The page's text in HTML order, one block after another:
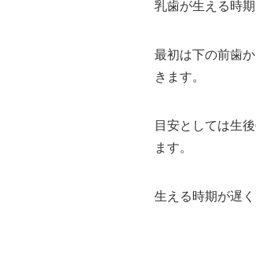
乳歯が生える時
最初は下の前歯
きます。
目安としては生
ます。
生える時期が遅